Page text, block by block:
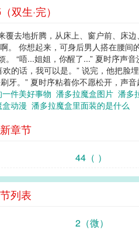
双生·完）
覆去地折腾，从床上、窗户前、床
。 你想起来，可身后男人搭在腰
。 “唔...姐姐，你醒了...” 夏时序声
欢的话，我可以是。” 说完，他把
牙。” 夏时序粘着你不愿松开，声
件美好事物 潘多拉魔盒图片 潘多
动漫 潘多拉魔盒里面装的是什么
章节
44（ ）
列表
2（微）